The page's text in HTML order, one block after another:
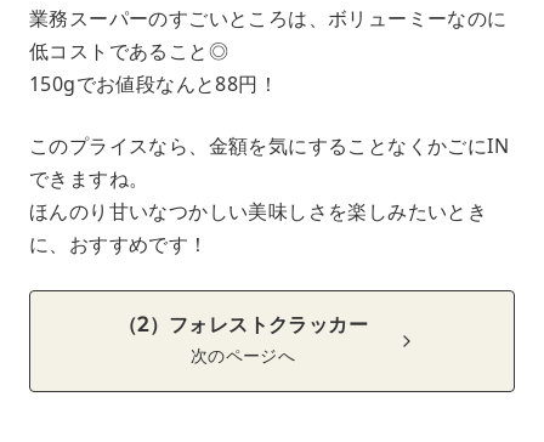
業務スーパーのすごいところは、ボリューミーなのに
低コストであること◎
150gでお値段なんと88円！
このプライスなら、金額を気にすることなくかごにIN
できますね。
ほんのり甘いなつかしい美味しさを楽しみたいとき
に、おすすめです！
（2）フォレストクラッカー
次のページへ